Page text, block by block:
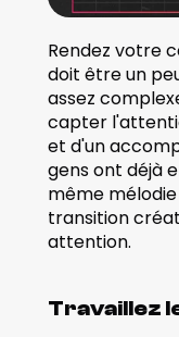
Rendez votre
doit être un
assez
capter
et d'un
gens ont déjà
même
transition
attention.
Travaillez